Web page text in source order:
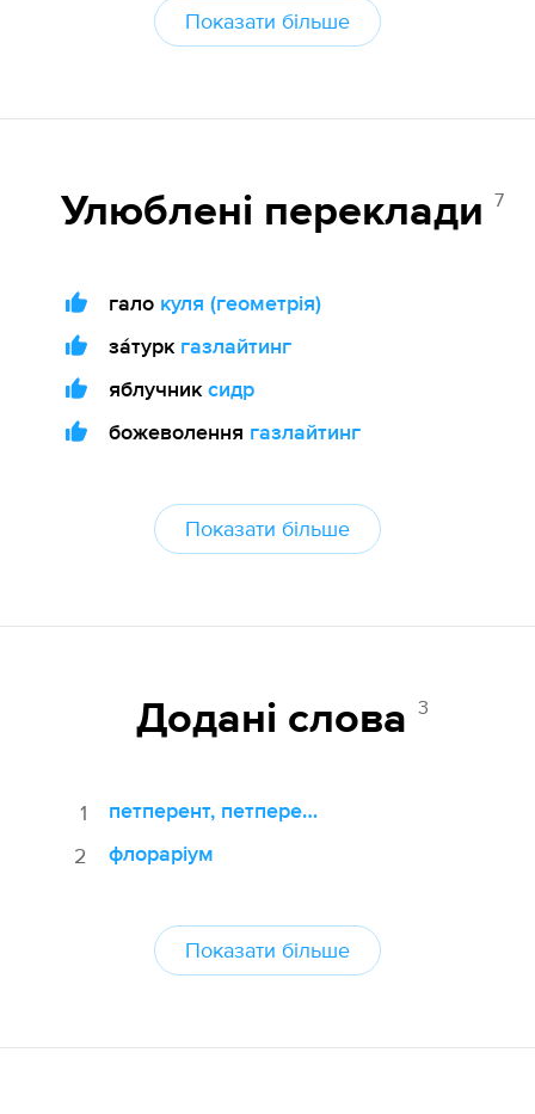
Показати більше
Улюблені переклади 7
гало куля (геометрія)
за́турк газлайтинг
яблучник сидр
божеволення газлайтинг
Показати більше
Додані cлова 3
1
петперент, петперенти
2
флораріум
Показати більше